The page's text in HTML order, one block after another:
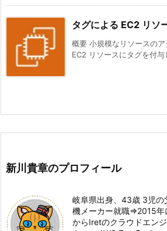
タグによる EC2 リソ
概要 小規模なリソースのア
EC2 リソースにタグを付与
新川貴章のプロフィール
岐阜県出身、43歳 3児
機メーカー就職⇒2015
からIretのクラウドエン